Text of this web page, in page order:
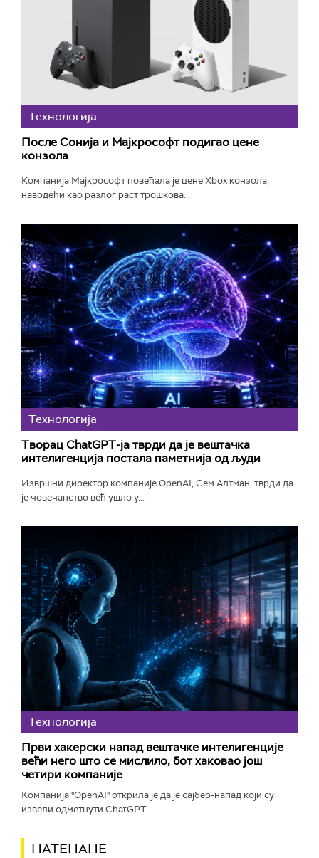
Технологијa
После Сонија и Мајкрософт подигао цене
конзола
Компанија Мајкрософт повећала је цене Xbox конзола,
наводећи као разлог раст трошкова...
Технологијa
Творац ChatGPT-ја тврди да је вештачка
интелигенција постала паметнија од људи
Извршни директор компаније OpenAI, Сем Алтман, тврди да
је човечанство већ ушло у...
Технологијa
Први хакерски напад вештачке интелигенције
већи него што се мислило, бот хаковао још
четири компаније
Компанија "OpenAI" открила је да је сајбер-напад који су
извели одметнути ChatGPT...
НАТЕНАНЕ